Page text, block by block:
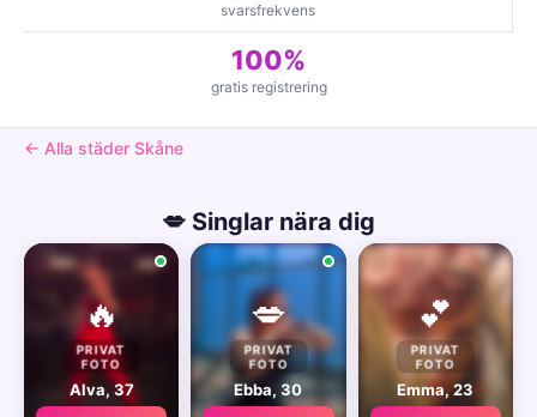
svarsfrekvens
100%
gratis registrering
← Alla städer Skåne
💋 Singlar nära dig
🔥
PRIVAT
FOTO
Alva, 37
💋
PRIVAT
FOTO
Ebba, 30
💕
PRIVAT
FOTO
Emma, 23